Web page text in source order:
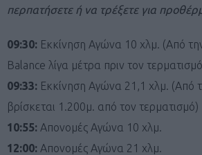
περπατήσετε ή να τρέξετε για
09:30: Εκκίνηση Αγώνα 10 χλμ. (Από
Balance λίγα μέτρα πριν τον
09:33: Εκκίνηση Αγώνα 21,1 χλμ. (Από
βρίσκεται 1.200μ. από τον τερματισμό)
10:55: Απονομές Αγώνα 10 χλμ.
12:00: Απονομές Αγώνα 21 χλμ.